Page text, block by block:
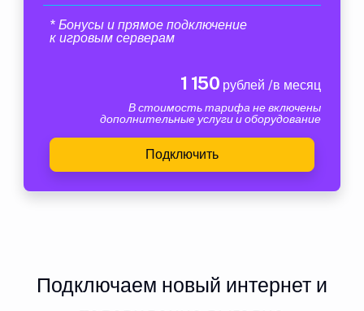
* Бонусы и прямое подключение
к игровым серверам
1 150 рублей /в месяц
В стоимость тарифа не включены
дополнительные услуги и оборудование
Подключить
Подключаем новый интернет и